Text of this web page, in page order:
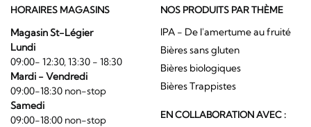
HORAIRES MAGASINS
Magasin St-Légier
Lundi
09:00- 12:30, 13:30 - 18:30
Mardi - Vendredi
09:00-18:30 non-stop
Samedi
09:00-18:00 non-stop
NOS PRODUITS PAR THÈME
IPA - De l'amertume au fruité
Bières sans gluten
Bières biologiques
Bières Trappistes
EN COLLABORATION AVEC :